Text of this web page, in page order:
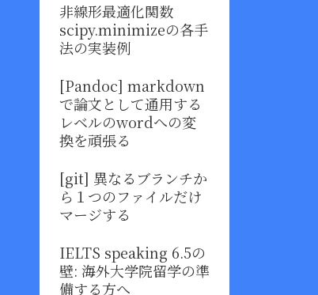
非線形最適化関数
scipy.minimizeの各手
法の実装例
[Pandoc] markdown
で論文として通用する
レベルのwordへの変
換を頑張る
[git] 異なるブランチか
ら１つのファイルだけ
マージする
IELTS speaking 6.5の
壁: 海外大学院留学の準
備する方へ